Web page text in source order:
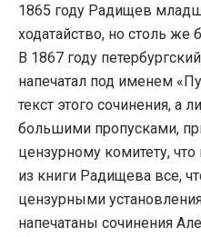
1865 году Радищев
ходатайство, но столь же
В 1867 году
напечатал под именем
текст этого сочинения, а
большими пропусками,
цензурному комитету,
из книги Радищева все,
цензурными
напечатаны сочинения